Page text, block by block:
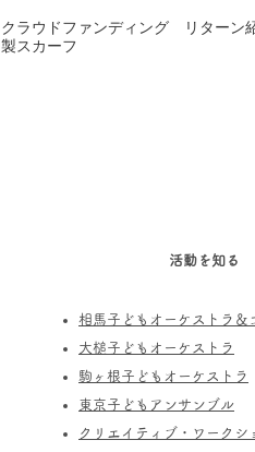
クラウドファンディング リターン
製スカーフ
活動を知る
相馬子どもオーケストラ＆
​大槌子どもオーケストラ
駒ヶ根子どもオーケストラ
​東京子どもアンサンブル
クリエイティブ・ワークシ